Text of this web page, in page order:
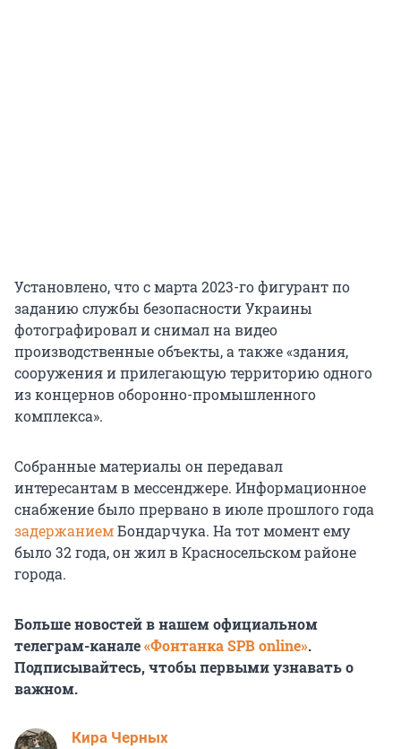
Установлено, что с марта 2023-го фигурант по
заданию службы безопасности Украины
фотографировал и снимал на видео
производственные объекты, а также «здания,
сооружения и прилегающую территорию одного
из концернов оборонно-промышленного
комплекса».
Собранные материалы он передавал
интересантам в мессенджере. Информационное
снабжение было прервано в июле прошлого года
задержаниемБондарчука. На тот момент ему
было 32 года, он жил в Красносельском районе
города.
Больше новостей в нашем официальном
телеграм-канале«Фонтанка SPB online».
Подписывайтесь, чтобы первыми узнавать о
важном.
Кира Черных